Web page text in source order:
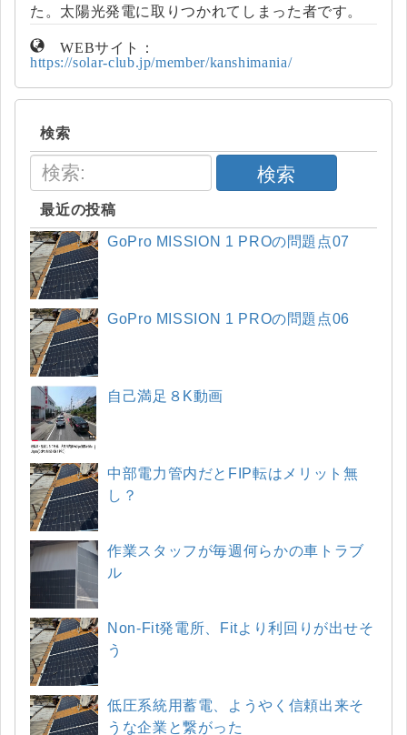
た。太陽光発電に取りつかれてしまった者です。
WEBサイト：
https://solar-club.jp/member/kanshimania/
検索
検索
最近の投稿
GoPro MISSION 1 PROの問題点07
GoPro MISSION 1 PROの問題点06
自己満足８K動画
中部電力管内だとFIP転はメリット無
し？
作業スタッフが毎週何らかの車トラブ
ル
Non-Fit発電所、Fitより利回りが出せそ
う
低圧系統用蓄電、ようやく信頼出来そ
うな企業と繋がった